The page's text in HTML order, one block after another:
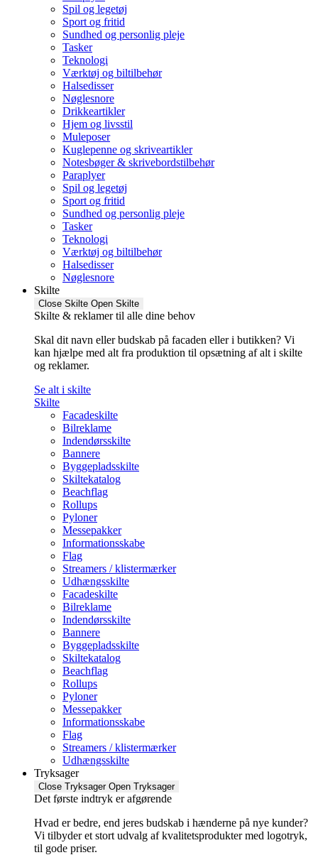
Spil og legetøj
Sport og fritid
Sundhed og personlig pleje
Tasker
Teknologi
Værktøj og biltilbehør
Halsedisser
Nøglesnore
Drikkeartikler
Hjem og livsstil
Muleposer
Kuglepenne og skriveartikler
Notesbøger & skrivebordstilbehør
Paraplyer
Spil og legetøj
Sport og fritid
Sundhed og personlig pleje
Tasker
Teknologi
Værktøj og biltilbehør
Halsedisser
Nøglesnore
Skilte
Close Skilte Open Skilte
Skilte & reklamer til alle dine behov
Skal dit navn eller budskab på facaden eller i butikken? Vi
kan hjælpe med alt fra produktion til opsætning af alt i skilte
og reklamer.
Se alt i skilte
Skilte
Facadeskilte
Bilreklame
Indendørsskilte
Bannere
Byggepladsskilte
Skiltekatalog
Beachflag
Rollups
Pyloner
Messepakker
Informationsskabe
Flag
Streamers / klistermærker
Udhængsskilte
Facadeskilte
Bilreklame
Indendørsskilte
Bannere
Byggepladsskilte
Skiltekatalog
Beachflag
Rollups
Pyloner
Messepakker
Informationsskabe
Flag
Streamers / klistermærker
Udhængsskilte
Tryksager
Close Tryksager Open Tryksager
Det første indtryk er afgørende
Hvad er bedre, end jeres budskab i hænderne på nye kunder?
Vi tilbyder et stort udvalg af kvalitetsprodukter med logotryk,
til gode priser.